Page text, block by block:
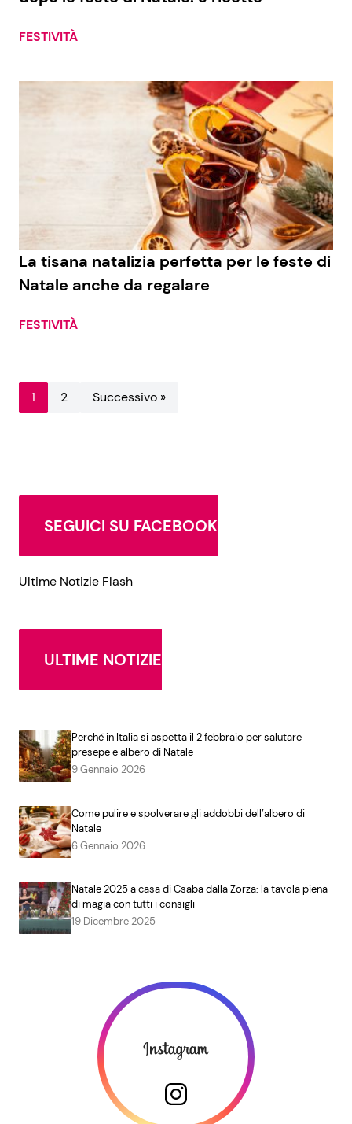
FESTIVITÀ
La tisana natalizia perfetta per le feste di
Natale anche da regalare
FESTIVITÀ
1 2 Successivo »
SEGUICI SU FACEBOOK
Ultime Notizie Flash
ULTIME NOTIZIE
Perché in Italia si aspetta il 2 febbraio per salutare
presepe e albero di Natale
9 Gennaio 2026
Come pulire e spolverare gli addobbi dell’albero di
Natale
6 Gennaio 2026
Natale 2025 a casa di Csaba dalla Zorza: la tavola piena
di magia con tutti i consigli
19 Dicembre 2025